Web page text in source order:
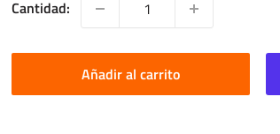
Cantidad:
Añadir al carrito